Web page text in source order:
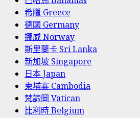
希臘 Greece
德國 Germany
挪威 Norway
斯里蘭卡 Sri Lanka
新加坡 Singapore
日本 Japan
柬埔寨 Cambodia
梵諦岡 Vatican
比利時 Belgium